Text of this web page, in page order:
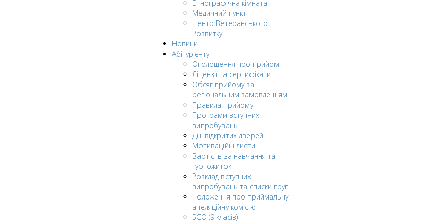
Етнографічна кімната
Медичний пункт
Центр Ветеранського
Розвитку
Новини
Абітурієнту
Оголошення про прийом
Ліцензії та сертифікати
Обсяг прийому за
регіональним замовленням
Правила прийому
Програми вступних
випробувань
Дні відкритих дверей
Мотиваційні листи
Вартість за навчання та
гуртожиток
Розклад вступних
випробувань та списки груп
Положення про приймальну і
апеляційну комісію
БСО (9 класів)